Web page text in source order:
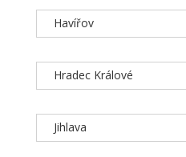
Havířov
Hradec Králové
Jihlava